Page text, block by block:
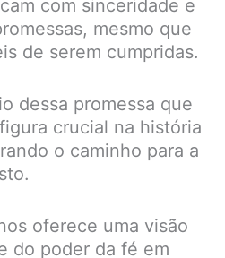
com sinceridade e
mesmo que
de serem cumpridas.
dessa promessa que
crucial na história
o caminho para a
oferece uma visão
do poder da fé em